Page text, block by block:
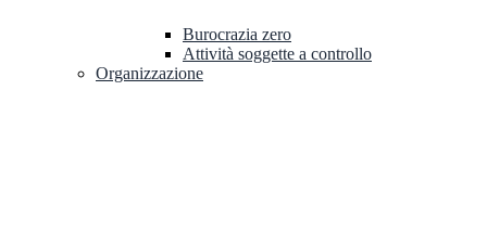
Burocrazia zero
Attività soggette a controllo
Organizzazione